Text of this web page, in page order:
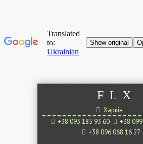
F L X
Харків
+38 093 185 93 60
+38
+38 096 068 16 27